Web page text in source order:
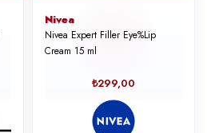
Nivea
Nivea Expert Filler Eye%Lip
Cream 15 ml
₺299,00